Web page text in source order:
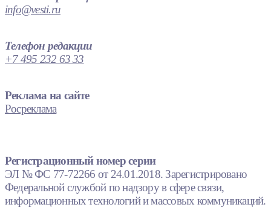
info@vesti.ru
Телефон редакции
+7 495 232 63 33
Реклама на сайте
Росреклама
Регистрационный номер серии
ЭЛ № ФС 77-72266 от 24.01.2018. Зарегистрировано
Федеральной службой по надзору в сфере связи,
информационных технологий и массовых коммуникаций.